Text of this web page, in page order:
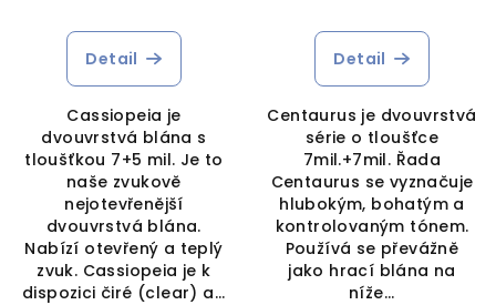
Detail
Cassiopeia je
dvouvrstvá blána s
tloušťkou 7+5 mil. Je to
naše zvukově
nejotevřenější
dvouvrstvá blána.
Nabízí otevřený a teplý
zvuk. Cassiopeia je k
dispozici čiré (clear) a...
Detail
Centaurus je dvouvrstvá
série o tloušťce
7mil.+7mil. Řada
Centaurus se vyznačuje
hlubokým, bohatým a
kontrolovaným tónem.
Používá se převážně
jako hrací blána na
níže...